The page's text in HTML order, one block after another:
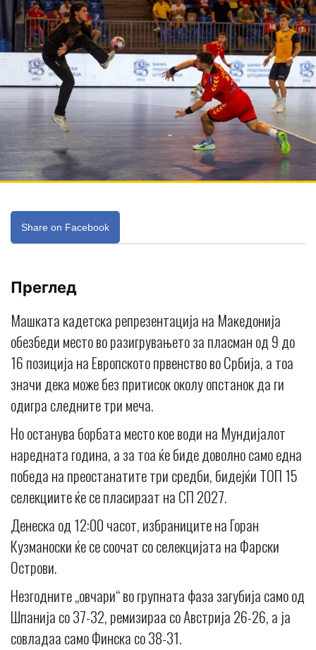
Share on Facebook
Преглед
Машката кадетска репрезентација на Македонија
обезбеди место во разигрувањето за пласман од 9 до
16 позиција на Европското првенство во Србија, а тоа
значи дека може без притисок околу опстанок да ги
одигра следните три меча.
Но останува борбата место кое води на Мундијалот
наредната година, а за тоа ќе биде доволно само една
победа на преостанатите три средби, бидејќи ТОП 15
селекциите ќе се пласираат на СП 2027.
Денеска од 12:00 часот, избраниците на Горан
Кузманоски ќе се соочат со селекцијата на Фарски
Острови.
Незгодните „овчари“ во групната фаза загубија само од
Шпанија со 37-32, ремизираа со Австрија 26-26, а ја
совладаа само Финска со 38-31.